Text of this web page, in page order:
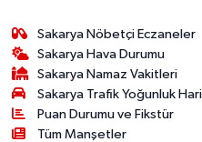
Sakarya Nöbetçi Eczaneler
Sakarya Hava Durumu
Sakarya Namaz Vakitleri
Sakarya Trafik Yoğunluk
Puan Durumu ve Fikstür
Tüm Manşetler